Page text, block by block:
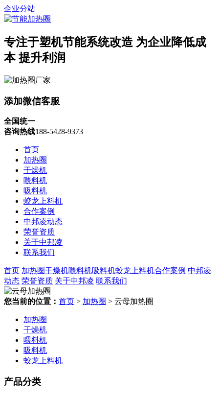
企业分站
专注于塑机节能系统改造 为企业降低成
本 提升利润
添加微信客服
全国统一
咨询热线188-5428-9373
首页
加热圈
干燥机
喂料机
吸料机
蛟龙上料机
合作案例
中邦凌动态
荣誉资质
关于中邦凌
联系我们
首页 加热圈干燥机喂料机吸料机蛟龙上料机合作案例 中邦凌
动态 荣誉资质 关于中邦凌 联系我们
您当前的位置： 首页 > 加热圈 > 云母加热圈
加热圈
干燥机
喂料机
吸料机
蛟龙上料机
产品分类